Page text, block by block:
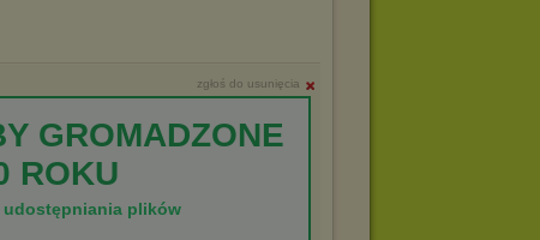
zgłoś do usunięcia
GROMADZONE
ROKU
udostępniania plików